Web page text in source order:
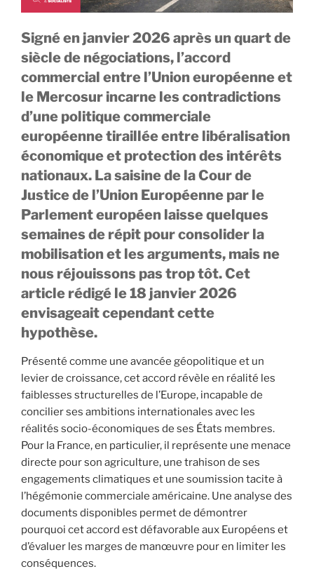
Signé en janvier 2026 après un quart de
siècle de négociations, l’accord
commercial entre l’Union européenne et
le Mercosur incarne les contradictions
d’une politique commerciale
européenne tiraillée entre libéralisation
économique et protection des intérêts
nationaux. La saisine de la Cour de
Justice de l’Union Européenne par le
Parlement européen laisse quelques
semaines de répit pour consolider la
mobilisation et les arguments, mais ne
nous réjouissons pas trop tôt. Cet
article rédigé le 18 janvier 2026
envisageait cependant cette
hypothèse.
Présenté comme une avancée géopolitique et un
levier de croissance, cet accord révèle en réalité les
faiblesses structurelles de l’Europe, incapable de
concilier ses ambitions internationales avec les
réalités socio-économiques de ses États membres.
Pour la France, en particulier, il représente une menace
directe pour son agriculture, une trahison de ses
engagements climatiques et une soumission tacite à
l’hégémonie commerciale américaine. Une analyse des
documents disponibles permet de démontrer
pourquoi cet accord est défavorable aux Européens et
d’évaluer les marges de manœuvre pour en limiter les
conséquences.